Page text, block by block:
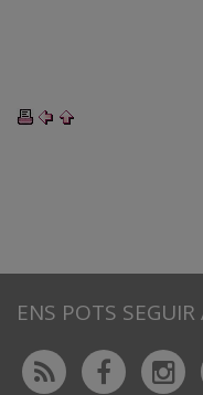
ENS POTS SEGUIR
Rss